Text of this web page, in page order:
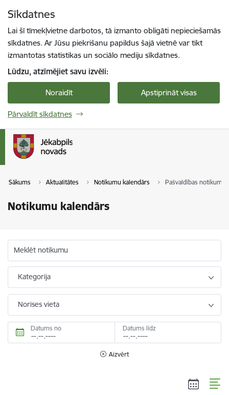
Sīkdatnes
Lai šī tīmekļvietne darbotos, tā izmanto obligāti nepieciešamās
sīkdatnes. Ar Jūsu piekrišanu papildus šajā vietnē var tikt
izmantotas statistikas un sociālo mediju sīkdatnes.
Lūdzu, atzīmējiet savu izvēli:
Noraidīt Apstiprināt visas
Pārvaldīt sīkdatnes
Sākums Aktualitātes Notikumu kalendārs Pašvaldības notikumi
Notikumu kalendārs
Meklēt notikumu
Kategorija
Norises vieta
Datums no Datums līdz
Aizvērt